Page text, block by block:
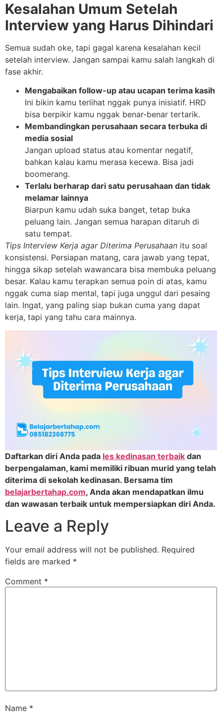
Kesalahan Umum Setelah
Interview yang Harus Dihindari
Semua sudah oke, tapi gagal karena kesalahan kecil
setelah interview. Jangan sampai kamu salah langkah di
fase akhir.
Mengabaikan follow-up atau ucapan terima kasih
Ini bikin kamu terlihat nggak punya inisiatif. HRD
bisa berpikir kamu nggak benar-benar tertarik.
Membandingkan perusahaan secara terbuka di
media sosial
Jangan upload status atau komentar negatif,
bahkan kalau kamu merasa kecewa. Bisa jadi
boomerang.
Terlalu berharap dari satu perusahaan dan tidak
melamar lainnya
Biarpun kamu udah suka banget, tetap buka
peluang lain. Jangan semua harapan ditaruh di
satu tempat.
Tips Interview Kerja agar Diterima Perusahaan itu soal
konsistensi. Persiapan matang, cara jawab yang tepat,
hingga sikap setelah wawancara bisa membuka peluang
besar. Kalau kamu terapkan semua poin di atas, kamu
nggak cuma siap mental, tapi juga unggul dari pesaing
lain. Ingat, yang paling siap bukan cuma yang dapat
kerja, tapi yang tahu cara mainnya.
Daftarkan diri Anda pada les kedinasan terbaik dan
berpengalaman, kami memiliki ribuan murid yang telah
diterima di sekolah kedinasan. Bersama tim
belajarbertahap.com, Anda akan mendapatkan ilmu
dan wawasan terbaik untuk mempersiapkan diri Anda.
Leave a Reply
Your email address will not be published. Required
fields are marked *
Comment *
Name *